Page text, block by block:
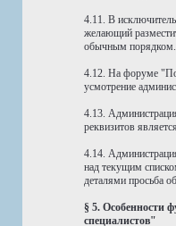
4.11. В
желающий
обычным порядком.
4.12. На форуме
усмотрение
4.13.
реквизитов
4.14.
над текущим
деталями просьба
§ 5. Особенности
специалистов"